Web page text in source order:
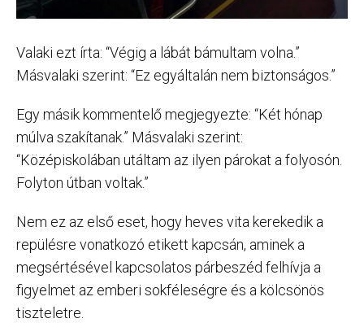
Valaki ezt írta: “Végig a lábát bámultam volna.”
Másvalaki szerint: “Ez egyáltalán nem biztonságos.”
Egy másik kommentelő megjegyezte: “Két hónap
múlva szakítanak.” Másvalaki szerint:
“Középiskolában utáltam az ilyen párokat a folyosón.
Folyton útban voltak.”
Nem ez az első eset, hogy heves vita kerekedik a
repülésre vonatkozó etikett kapcsán, aminek a
megsértésével kapcsolatos párbeszéd felhívja a
figyelmet az emberi sokféleségre és a kölcsönös
tiszteletre.